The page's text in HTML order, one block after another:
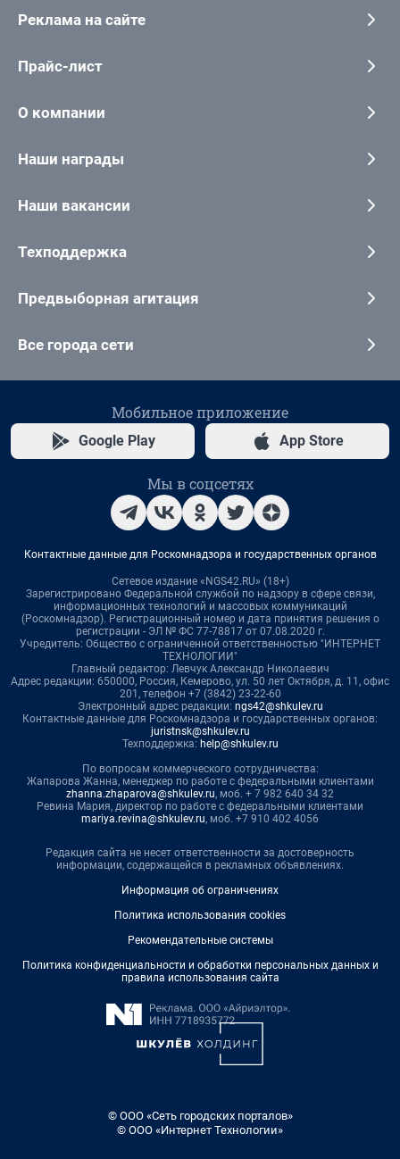
Реклама на сайте
Прайс-лист
О компании
Наши награды
Наши вакансии
Техподдержка
Предвыборная агитация
Все города сети
Мобильное приложение
Google Play App Store
Мы в соцсетях
Контактные данные для Роскомнадзора и государственных органов
Сетевое издание «NGS42.RU» (18+)
Зарегистрировано Федеральной службой по надзору в сфере связи,
информационных технологий и массовых коммуникаций
(Роскомнадзор). Регистрационный номер и дата принятия решения о
регистрации - ЭЛ № ФС 77-78817 от 07.08.2020 г.
Учредитель: Общество с ограниченной ответственностью "ИНТЕРНЕТ
ТЕХНОЛОГИИ"
Главный редактор: Левчук Александр Николаевич
Адрес редакции: 650000, Россия, Кемерово, ул. 50 лет Октября, д. 11, офис
201, телефон +7 (3842) 23-22-60
Электронный адрес редакции: ngs42@shkulev.ru
Контактные данные для Роскомнадзора и государственных органов:
juristnsk@shkulev.ru
Техподдержка: help@shkulev.ru
По вопросам коммерческого сотрудничества:
Жапарова Жанна, менеджер по работе с федеральными клиентами
zhanna.zhaparova@shkulev.ru, моб. + 7 982 640 34 32
Ревина Мария, директор по работе с федеральными клиентами
mariya.revina@shkulev.ru, моб. +7 910 402 4056
Редакция сайта не несет ответственности за достоверность
информации, содержащейся в рекламных объявлениях.
Информация об ограничениях
Политика использования cookies
Рекомендательные системы
Политика конфиденциальности и обработки персональных данных и
правила использования сайта
© ООО «Сеть городских порталов»
© ООО «Интернет Технологии»